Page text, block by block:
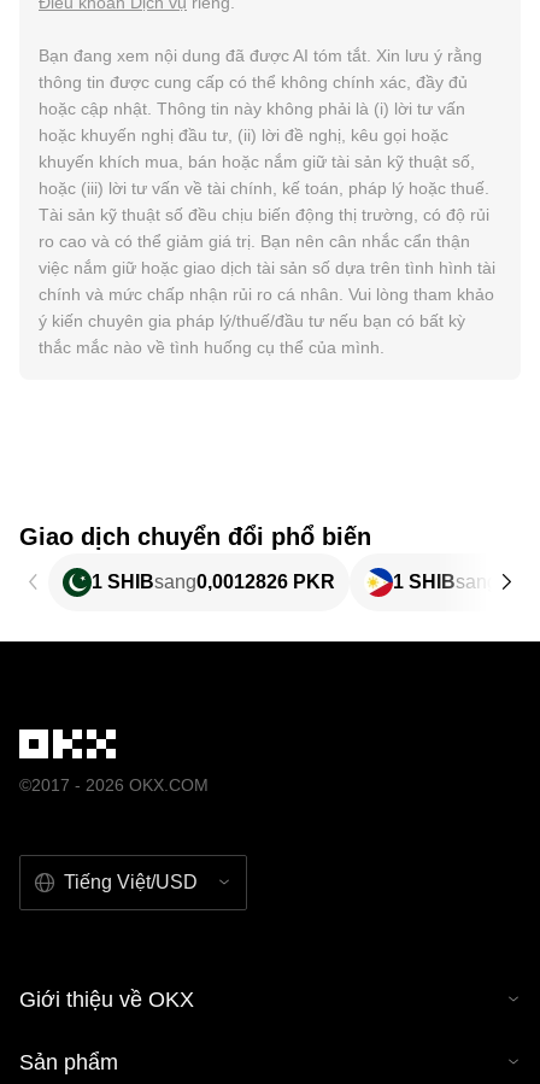
Bạn đang xem nội dung đã được AI tóm tắt. Xin lưu ý rằng
thông tin được cung cấp có thể không chính xác, đầy đủ
hoặc cập nhật. Thông tin này không phải là (i) lời tư vấn
hoặc khuyến nghị đầu tư, (ii) lời đề nghị, kêu gọi hoặc
khuyến khích mua, bán hoặc nắm giữ tài sản kỹ thuật số,
hoặc (iii) lời tư vấn về tài chính, kế toán, pháp lý hoặc thuế.
Tài sản kỹ thuật số đều chịu biến động thị trường, có độ rủi
ro cao và có thể giảm giá trị. Bạn nên cân nhắc cẩn thận
việc nắm giữ hoặc giao dịch tài sản số dựa trên tình hình tài
chính và mức chấp nhận rủi ro cá nhân. Vui lòng tham khảo
ý kiến chuyên gia pháp lý/thuế/đầu tư nếu bạn có bất kỳ
thắc mắc nào về tình huống cụ thể của mình.
Giao dịch chuyển đổi phổ biến
1 SHIBsang0,0012826 PKR 1 SHIBsang
©2017 - 2026 OKX.COM
Tiếng Việt/USD
Giới thiệu về OKX
Sản phẩm